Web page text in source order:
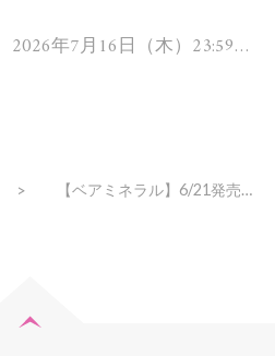
ムを13名様にプレゼン
2026年7月16日（木）23:59ま
【ベアミネラル】6/21発売「エコ ビューティフル コレクション」のサステナブルなカラーメイク製品が、クルエルティフリー認証を取得